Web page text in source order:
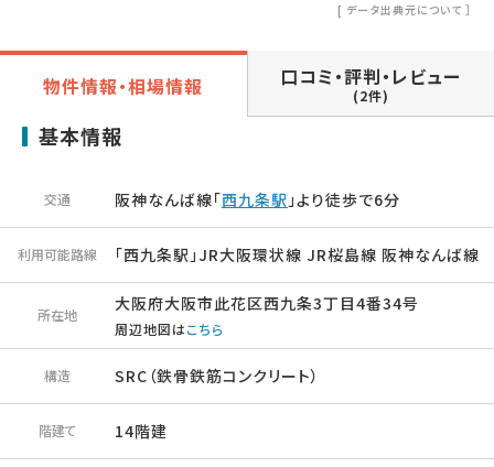
[ データ出典元について ］
物件情報・相場情報 口コミ・評判・レビュー
(2件)
基本情報
交通 阪神なんば線「西九条駅 」より徒歩で6分
利用可能路線 「西九条駅」JR大阪環状線 JR桜島線 阪神なんば線
所在地
大阪府大阪市此花区西九条3丁目4番34号
周辺地図はこちら
構造 SRC（鉄骨鉄筋コンクリート）
階建て 14階建